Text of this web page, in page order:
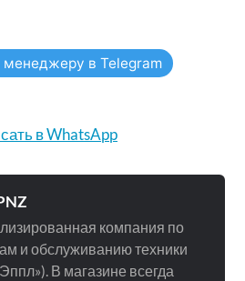
менеджеру в Telegram
в WhatsApp
компания по
и обслуживанию техники
В магазине всегда